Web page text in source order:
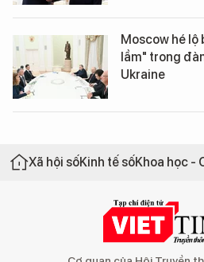
Moscow hé lộ
lầm" trong
Ukraine
Xã hội sốKinh tế sốKhoa học -